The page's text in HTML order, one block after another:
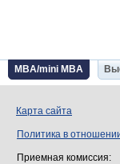
MBA/mini MBA
Карта сайта
Политика в
Приемная комиссия: